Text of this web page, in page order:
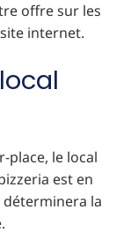
offre sur les
internet.
place, le local
est en
la